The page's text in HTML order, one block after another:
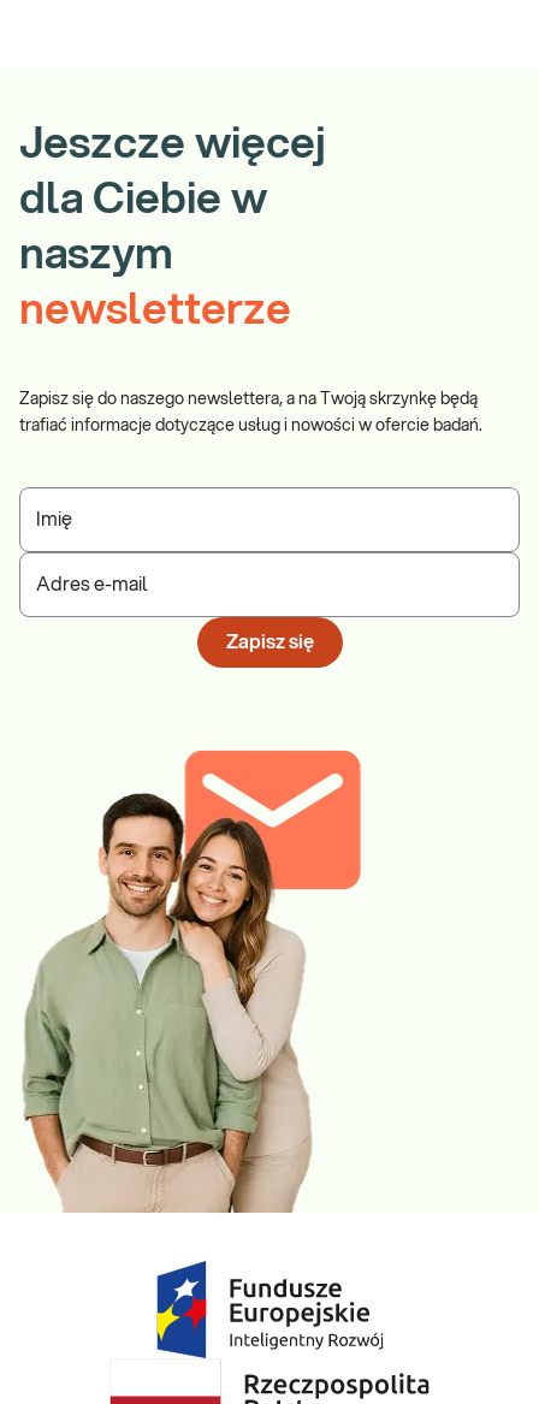
Jeszcze więcej
dla Ciebie w
naszym
newsletterze
Zapisz się do naszego newslettera, a na Twoją skrzynkę będą
trafiać informacje dotyczące usług i nowości w ofercie badań.
Imię
Adres e-mail
Zapisz się